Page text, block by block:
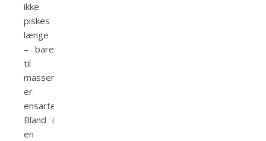
ikke
piskes
længe
– bare
til
massen
er
ensartet.
Bland i
en